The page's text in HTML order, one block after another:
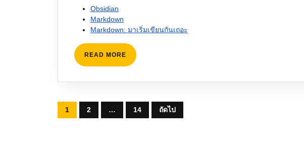
Obsidian
Markdown
Markdown: มาเริ่มเขียนกันเถอะ
READ MORE READ
MORE
Posts
1 2 … 14 ถัดไป